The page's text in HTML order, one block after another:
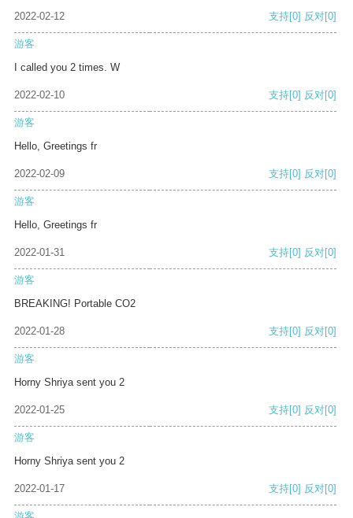
2022-02-12 支持[0] 反对[0]
游客
I called you 2 times. W
2022-02-10 支持[0] 反对[0]
游客
Hello, Greetings fr
2022-02-09 支持[0] 反对[0]
游客
Hello, Greetings fr
2022-01-31 支持[0] 反对[0]
游客
BREAKING! Portable CO2
2022-01-28 支持[0] 反对[0]
游客
Horny Shriya sent you 2
2022-01-25 支持[0] 反对[0]
游客
Horny Shriya sent you 2
2022-01-17 支持[0] 反对[0]